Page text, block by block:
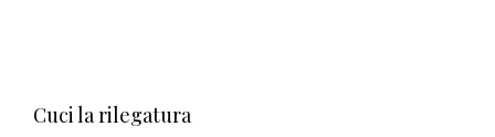
Cuci la rilegatura